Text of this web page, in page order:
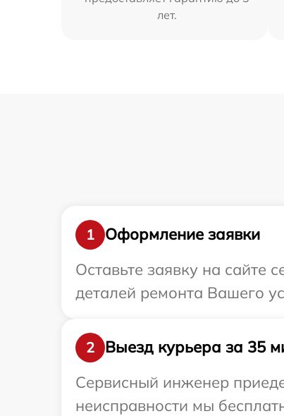
лет.
1
Оформление заявки
Оставьте заявку на сайте
деталей ремонта Вашего
2
Выезд курьера за 35
Сервисный инженер
неисправности мы